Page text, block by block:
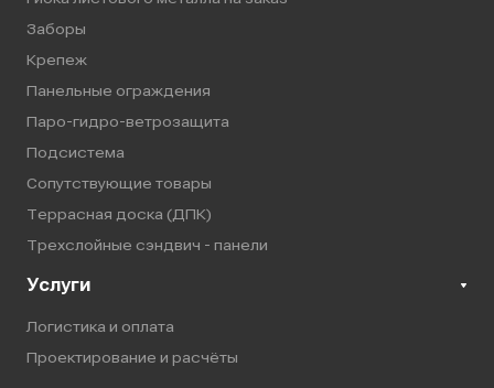
Заборы
Крепеж
Панельные ограждения
Паро-гидро-ветрозащита
Подсистема
Сопутствующие товары
Террасная доска (ДПК)
Трехслойные сэндвич - панели
Услуги
Логистика и оплата
Проектирование и расчёты